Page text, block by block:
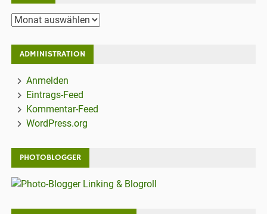
Archiv
ADMINISTRATION
Anmelden
Eintrags-Feed
Kommentar-Feed
WordPress.org
PHOTOBLOGGER